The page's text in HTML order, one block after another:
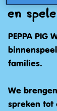
en
PEPPA PIG
families.
We
spreken tot